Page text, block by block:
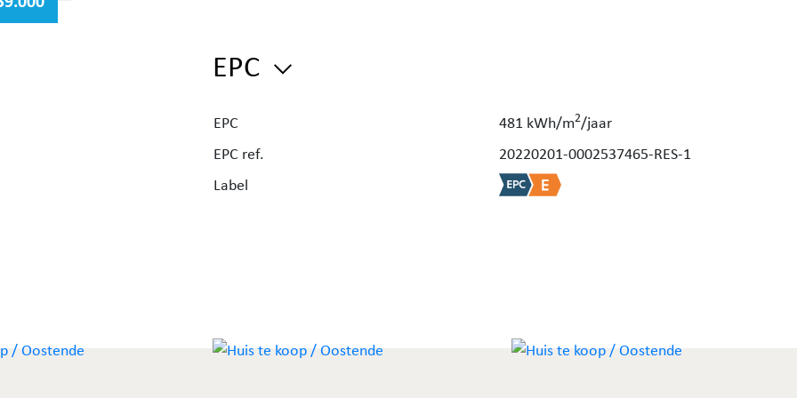
EPC
EPC 481 kWh/m2/jaar
EPC ref.
20220201-0002537465-RES-1
Label